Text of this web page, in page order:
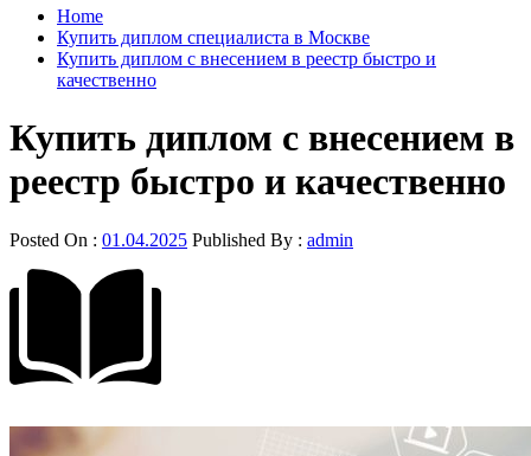
Home
Купить диплом специалиста в Москве
Купить диплом с внесением в реестр быстро и
качественно
Купить диплом с внесением в
реестр быстро и качественно
Posted On : 01.04.2025 Published By : admin